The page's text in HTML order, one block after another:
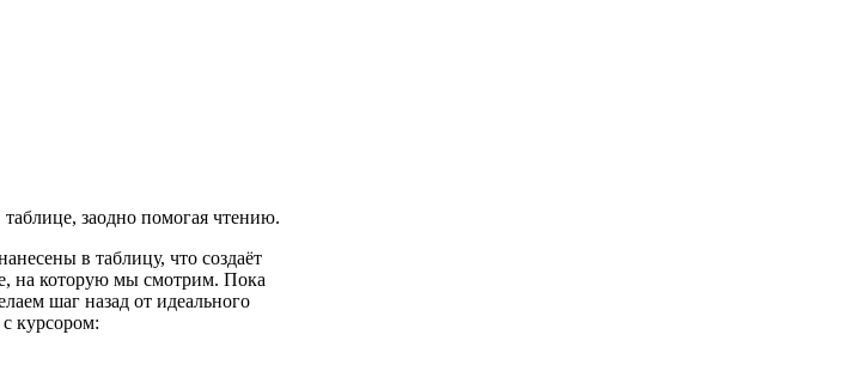
заодно помогая чтению.
в таблицу, что создаёт
на которую мы смотрим. Пока
шаг назад от идеального
с курсором: